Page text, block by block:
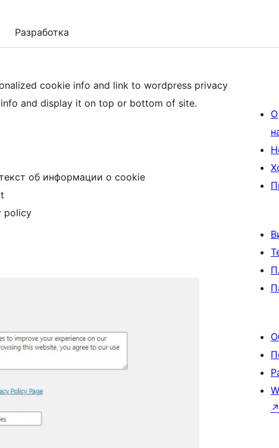
Разработка
cookie info and link to wordpress privacy
and display it on top or bottom of site.
об информации о cookie
policy
О
↗